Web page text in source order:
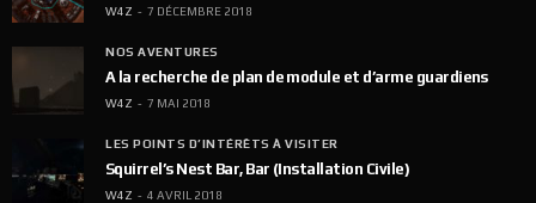
W4Z 7 DÉCEMBRE 2018
NOS AVENTURES
A la recherche de plan de module et d’arme guardiens
W4Z 7 MAI 2018
LES POINTS D’INTÉRÊTS À VISITER
Squirrel’s Nest Bar, Bar (Installation Civile)
W4Z 4 AVRIL 2018